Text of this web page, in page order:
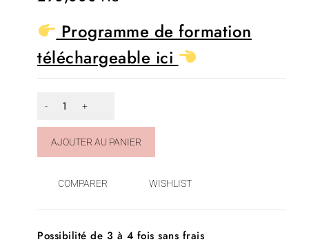
out
5
Programme de formation
téléchargeable ici
AJOUTER AU PANIER
COMPARER WISHLIST
Possibilité de 3 à 4 fois sans frais